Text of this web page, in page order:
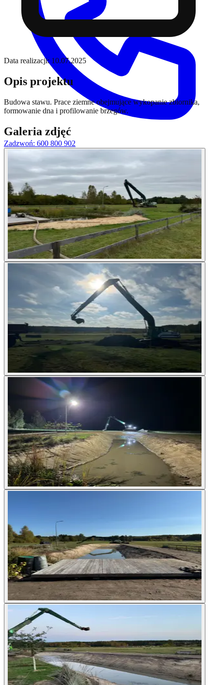
Zadzwoń: 600 800 902
Data realizacji: 10.07.2025
Opis projektu
Budowa stawu. Prace ziemne obejmujące wykopanie zbiornika,
formowanie dna i profilowanie brzegów.
Galeria zdjęć